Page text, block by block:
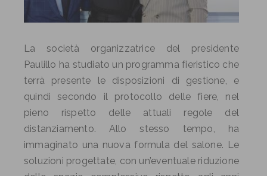
La società organizzatrice del presidente
Paulillo ha studiato un programma fieristico che
terrà presente le disposizioni di gestione, e
quindi secondo il protocollo delle fiere, nel
pieno rispetto delle attuali regole del
distanziamento. Allo stesso tempo, ha
immaginato una nuova formula del salone. Le
soluzioni progettate, con un’eventuale riduzione